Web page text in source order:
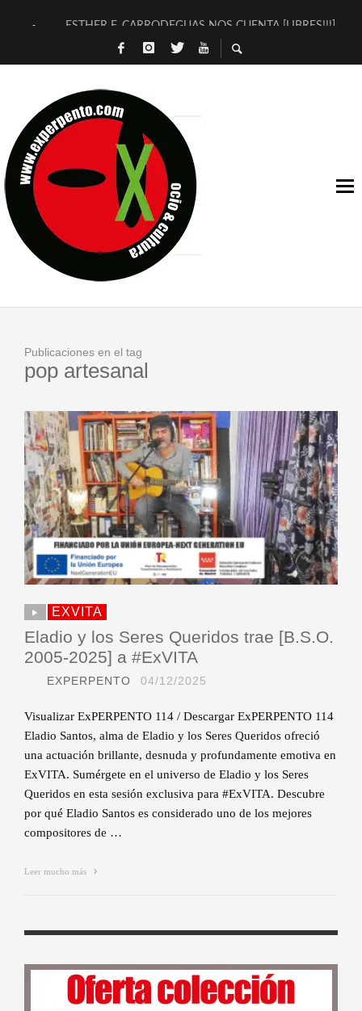
ESTHER F. CARRODEGUAS NOS CUENTA [LIBRES!!!]
[TERRA DE GUAPES] DE SANDRA MONFORT
TIMBRE 4, LA ESCUELA DEL DIRECTOR TEATRAL CLAUDIO
30 AÑOS (NO ES NADA) DE LA KATARSIS DEL TOMATAZO
MILITARES JUDÍAS EN #EXVITA
D’BALDOMEROS REINVENTAN [BITÁCORA 3.0] EN EXVITA
MARSHALL FLASH PRESENTA EN EXVITA [RELATIVA
JOFRE BARDAGÍ EN EXVITA INTERPRETANDO A SERRAT
Publicaciones en el tag
pop artesanal
EXVITA
Eladio y los Seres Queridos trae [B.S.O.
2005-2025] a #ExVITA
EXPERPENTO 04/12/2025
Visualizar ExPERPENTO 114 / Descargar ExPERPENTO 114
Eladio Santos, alma de Eladio y los Seres Queridos ofreció
una actuación brillante, desnuda y profundamente emotiva en
ExVITA. Sumérgete en el universo de Eladio y los Seres
Queridos en esta sesión exclusiva para #ExVITA. Descubre
por qué Eladio Santos es considerado uno de los mejores
compositores de …
Leer mucho más